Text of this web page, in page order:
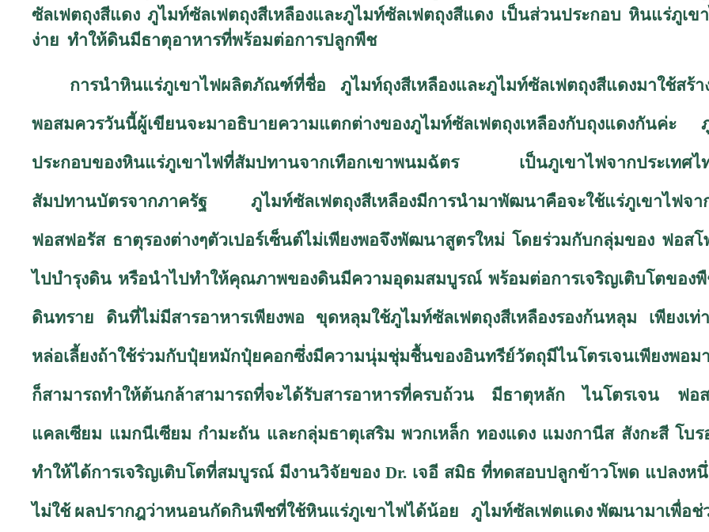
ซัลเฟตถุงสีแดง ภูไมท์ซัลเฟตถุงสีเหลืองและภูไมท์ซัลเฟตถุงสีแดง เป็นส่วนประกอบ หินแร่ภูเข
ง่าย ทำให้ดินมีธาตุอาหารที่พร้อมต่อการปลูกพืช
การนำหินแร่ภูเขาไฟผลิตภัณฑ์ที่ชื่อ ภูไมท์ถุงสีเหลืองและภูไมท์ซัลเฟตถุงสีแดงมาใช้สร้า
พอสมควรวันนี้ผู้เขียนจะมาอธิบายความแตกต่างของภูไมท์ซัลเฟตถุงเหลืองกับถุงแดงกันค่ะ
ประกอบของหินแร่ภูเขาไฟที่สัมปทานจากเทือกเขาพนมฉัตร เป็นภูเขาไฟจากประเทศไท
สัมปทานบัตรจากภาครัฐ ภูไมท์ซัลเฟตถุงสีเหลืองมีการนำมาพัฒนาคือจะใช้แร่ภูเขาไฟจาก
ฟอสฟอรัส ธาตุรองต่างๆตัวเปอร์เซ็นต์ไม่เพียงพอจึงพัฒนาสูตรใหม่ โดยร่วมกับกลุ่มของ ฟอส
ไปบำรุงดิน หรือนำไปทำให้คุณภาพของดินมีความอุดมสมบูรณ์ พร้อมต่อการเจริญเติบโตขอ
ดินทราย ดินที่ไม่มีสารอาหารเพียงพอ ขุดหลุมใช้ภูไมท์ซัลเฟตถุงสีเหลืองรองก้นหลุม เพียงเท่
หล่อเลี้ยงถ้าใช้ร่วมกับปุ๋ยหมักปุ๋ยคอกซึ่งมีความนุ่มชุ่มชื้นของอินทรีย์วัตถุมีไนโตรเจนเพียงพอม
ก็สามารถทำให้ต้นกล้าสามารถที่จะได้รับสารอาหารที่ครบถ้วน มีธาตุหลัก ไนโตรเจน ฟ
แคลเซียม แมกนีเซียม กำมะถัน และกลุ่มธาตุเสริม พวกเหล็ก ทองแดง แมงกานีส สังกะสี โบ
ทำให้ได้การเจริญเติบโตที่สมบูรณ์ มีงานวิจัยของ Dr. เจอี สมิธ ที่ทดสอบปลูกข้าวโพด แปลงห
ไม่ใช้ ผลปรากฎว่าหนอนกัดกินพืชที่ใช้หินแร่ภูเขาไฟได้น้อย ภูไมท์ซัลเฟตแดง พัฒนามาเพื่อช่